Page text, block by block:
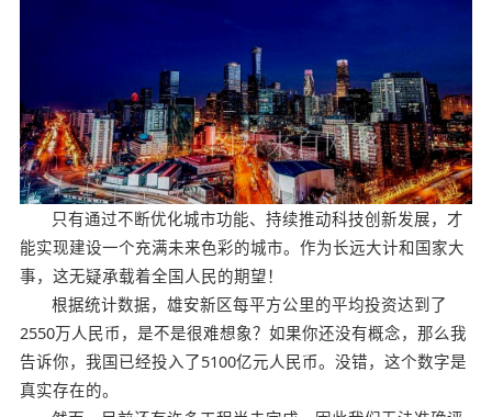
只有通过不断优化城市功能、持续推动科技创新发展，才
能实现建设一个充满未来色彩的城市。作为长远大计和国家大
事，这无疑承载着全国人民的期望！
根据统计数据，雄安新区每平方公里的平均投资达到了
2550万人民币，是不是很难想象？如果你还没有概念，那么我
告诉你，我国已经投入了5100亿元人民币。没错，这个数字是
真实存在的。